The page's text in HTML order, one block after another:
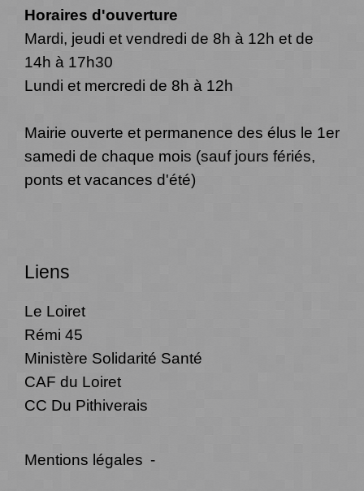
Horaires d'ouverture
Mardi, jeudi et vendredi de 8h à 12h et de
14h à 17h30
Lundi et mercredi de 8h à 12h
Mairie ouverte et permanence des élus le 1er
samedi de chaque mois (sauf jours fériés,
ponts et vacances d'été)
Liens
Le Loiret
Rémi 45
Ministère Solidarité Santé
CAF du Loiret
CC Du Pithiverais
Mentions légales -